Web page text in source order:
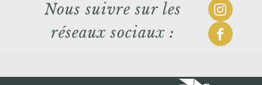
Nous suivre sur les
réseaux sociaux :